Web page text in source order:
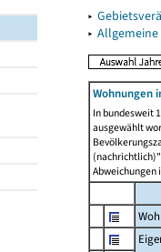
▸
▸
Wohnungen
In bundesweit
ausgewählt
Abweichungen